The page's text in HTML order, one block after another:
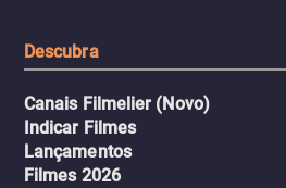
Descubra
Canais Filmelier (Novo)
Indicar Filmes
Lançamentos
Filmes 2026